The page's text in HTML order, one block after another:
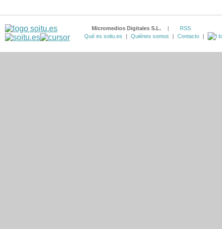
Micromedios Digitales S.L. |
RSS
Qué es soitu.es
| Quiénes somos | Contacto |